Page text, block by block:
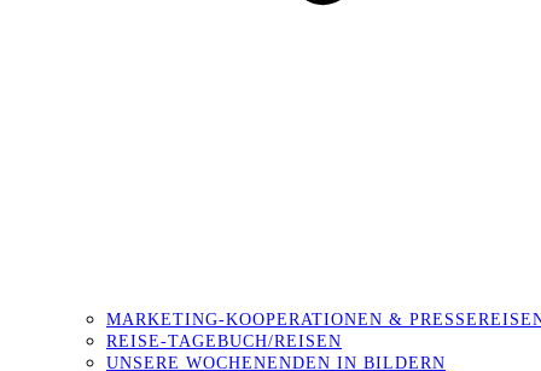
MARKETING-KOOPERATIONEN &
REISE-TAGEBUCH/REISEN
UNSERE WOCHENENDEN IN BILDERN